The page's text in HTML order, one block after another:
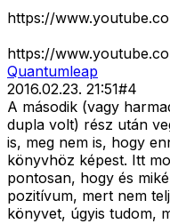
https://
https://
Quantumleap
2016.02.23. 21:51#4
A második (vagy
dupla volt) rész után
is, meg nem is, hogy
könyvhöz képest. Itt
pontosan, hogy és
pozitívum, mert nem
könyvet, úgyis tudom,